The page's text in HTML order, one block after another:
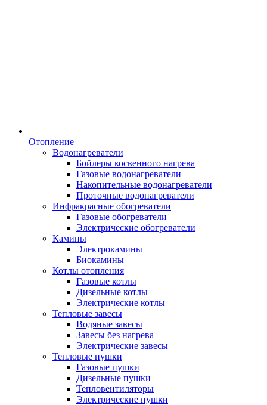
Отопление
Водонагреватели
Бойлеры косвенного нагрева
Газовые водонагреватели
Накопительные водонагреватели
Проточные водонагреватели
Инфракрасные обогреватели
Газовые обогреватели
Электрические обогреватели
Камины
Электрокамины
Биокамины
Котлы отопления
Газовые котлы
Дизельные котлы
Электрические котлы
Тепловые завесы
Водяные завесы
Завесы без нагрева
Электрические завесы
Тепловые пушки
Газовые пушки
Дизельные пушки
Тепловентиляторы
Электрические пушки